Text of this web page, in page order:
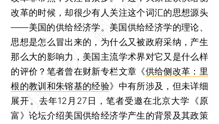
改革的时候，却很少有人关注这个词汇的思想源头
——美国的供给经济学。美国供给经济学的理论、
思想是怎么冒出来的，为什么又被政府采纳，产生
那么大的影响力，美国主流学术界对它又是什么样
的评价？笔者曾在财新专栏文章《供给侧改革：里
根的教训和朱镕基的经验》中有所涉及，但未详细
展开。去年12月27日，笔者受邀在北京大学《原
富》论坛介绍美国供给经济学产生的背景及其政策